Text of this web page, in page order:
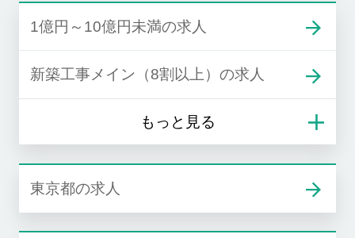
1億円～10億円未満の求人
新築工事メイン（8割以上）の求人
東京都の求人